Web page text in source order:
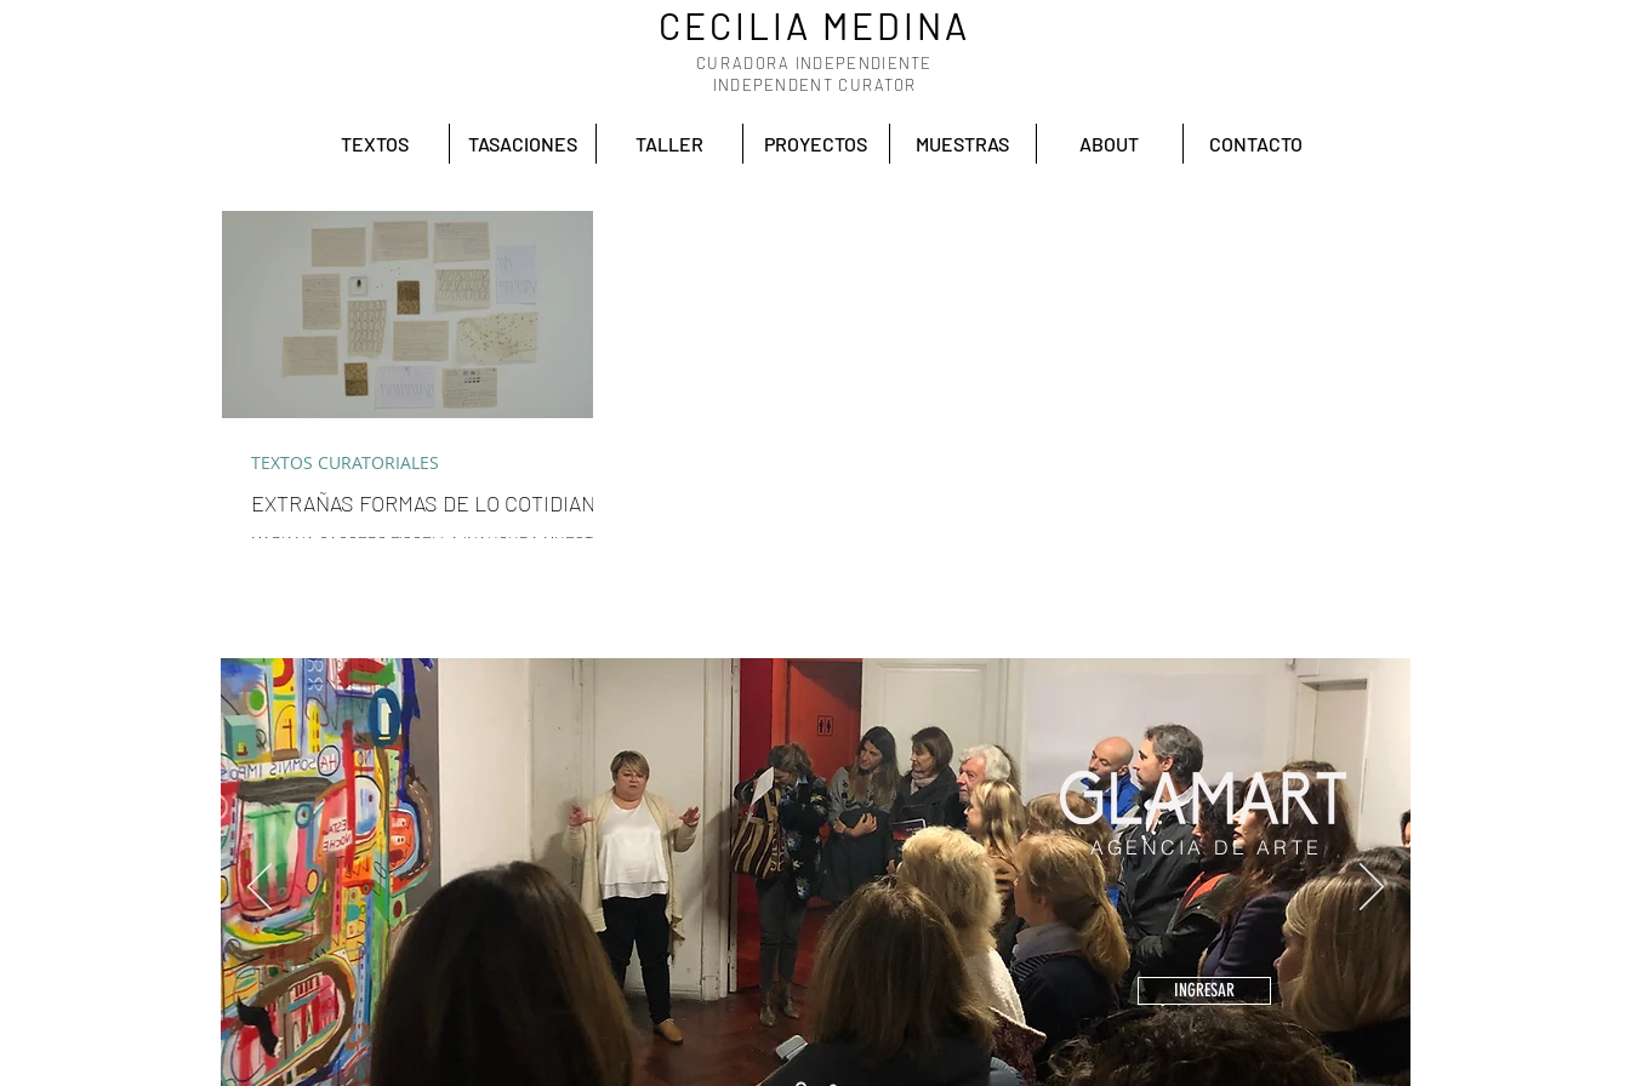
CECILIA MEDINA
CURADORA INDEPENDIENTE
INDEPENDENT CURATOR
TEXTOS TASACIONES TALLER PROYECTOS MUESTRAS ABOUT CONTACTO
EXTRAÑAS FORMAS DE LO COTIDIANO
MARIANA GAGGERO FISCELLA INAUGURA MUESTRA
TEXTOS CURATORIALES
AGENCIA DE ARTE
INGRESAR